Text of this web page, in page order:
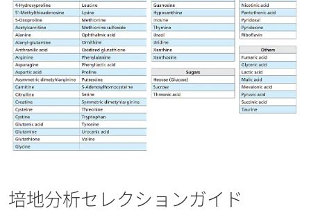
培地分析セレクションガイド